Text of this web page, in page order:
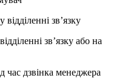
відділенні зв’язку
зв’язку або на
час дзвінка менеджера